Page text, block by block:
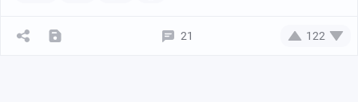
21 122